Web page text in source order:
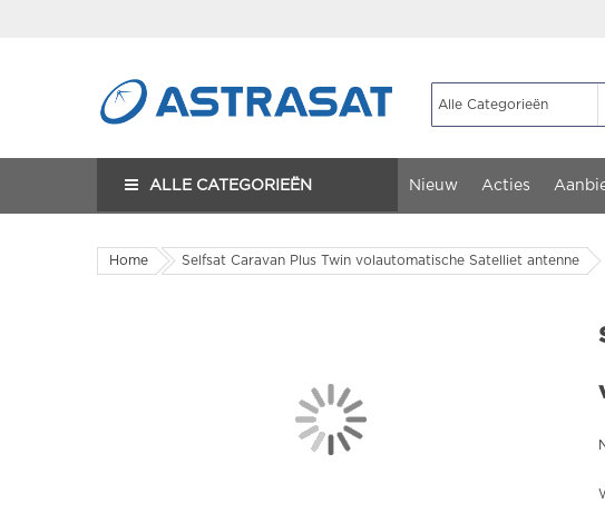
ALLE CATEGORIEËN Nieuw Acties
Home Selfsat Caravan Plus Twin volautomatische Satelliet antenne